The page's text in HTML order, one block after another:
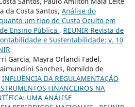
da Costa Santos, Análise do
um tipo de Custo Oculto em
Ensino Pública , REUNIR Revista de
e Sustentabilidade: v. 10
Garcia, Mayra Orlandi Fadel,
Sanches, Romildo de
INFLUÊNCIA DA REGULAMENTAÇÃO
FINANCEIROS NA
UMA ANÁLISE